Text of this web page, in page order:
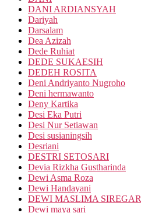
DANI ARDIANSYAH
Dariyah
Darsalam
Dea Azizah
Dede Ruhiat
DEDE SUKAESIH
DEDEH ROSITA
Deni Andriyanto Nugroho
Deni hermawanto
Deny Kartika
Desi Eka Putri
Desi Nur Setiawan
Desi susianingsih
Desriani
DESTRI SETOSARI
Devia Rizkha Gustharinda
Dewi Asma Roza
Dewi Handayani
DEWI MASLIMA SIREGAR
Dewi maya sari